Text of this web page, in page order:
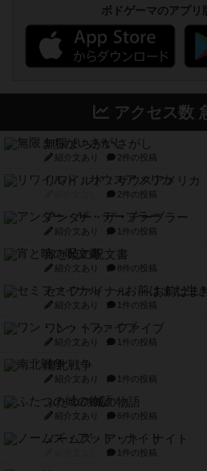
ボドゲーマのアプリ
アクセス数
無限まちがいさがし
紹介文あり 2件の投稿
リワイルド：サウスアメリカ
2件の投稿
アンダー・ザ・テーブラー
紹介文あり 1件の投稿
宵と暁の呪文書
紹介文あり 8件の投稿
セミファイナル ～お前はま
紹介文あり 1件の投稿
ワン・トゥ・ファイブ
紹介文あり 1件の投稿
南北戦争
紹介文あり 1件の投稿
ふたつの城の物語
紹介文あり 6件の投稿
ノームズ・アット・ナイト
1件の投稿